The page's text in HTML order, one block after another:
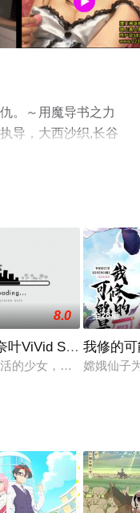
。～用魔导书之力
导，大西沙织,长谷
香,阿座上洋平,水中
电影网，更多剧情
季
8.0
叶ViVid Strike！
的少女，风香与凛音。
全28集
我修的
嫦娥仙子